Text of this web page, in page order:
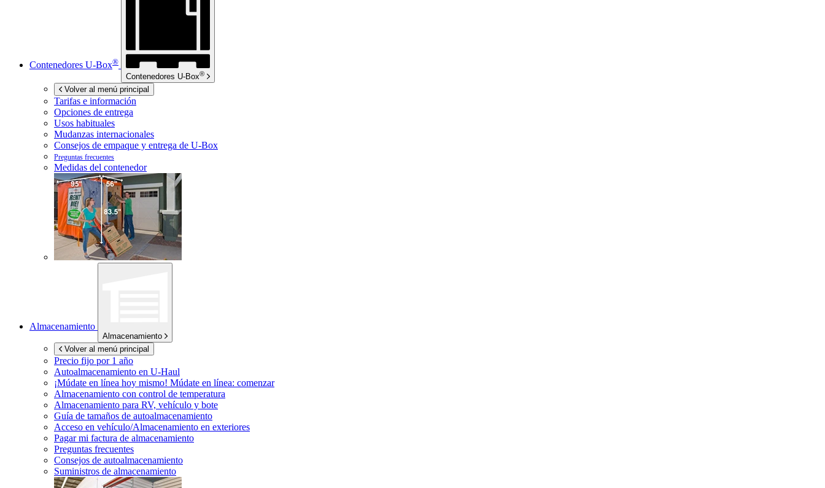
Contenedores U-Box®
Contenedores U-Box®
Volver al menú principal
Tarifas e información
Opciones de entrega
Usos habituales
Mudanzas internacionales
Consejos de empaque y entrega de U-Box
Preguntas frecuentes
Medidas del contenedor
Almacenamiento
Almacenamiento
Volver al menú principal
Precio fijo por 1 año
Autoalmacenamiento en U-Haul
¡Múdate en línea hoy mismo! Múdate en línea: comenzar
Almacenamiento con control de temperatura
Almacenamiento para RV, vehículo y bote
Guía de tamaños de autoalmacenamiento
Acceso en vehículo/Almacenamiento en exteriores
Pagar mi factura de almacenamiento
Preguntas frecuentes
Consejos de autoalmacenamiento
Suministros de almacenamiento